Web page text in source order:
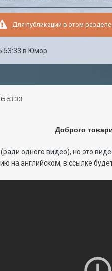
Для публикации в этом
в Юмор
Доброго
одного видео), но это
на английском, в ссылке